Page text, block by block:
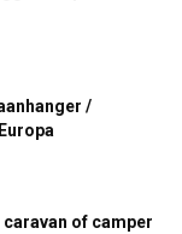
/
caravan of camper